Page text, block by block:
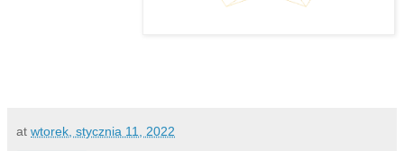
at wtorek, stycznia 11, 2022